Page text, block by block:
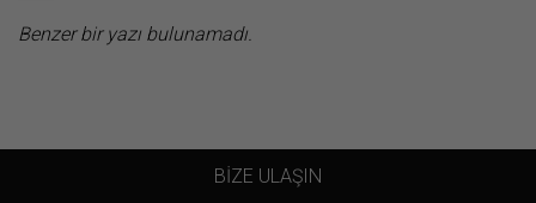
Benzer bir yazı bulunamadı.
BİZE ULAŞIN